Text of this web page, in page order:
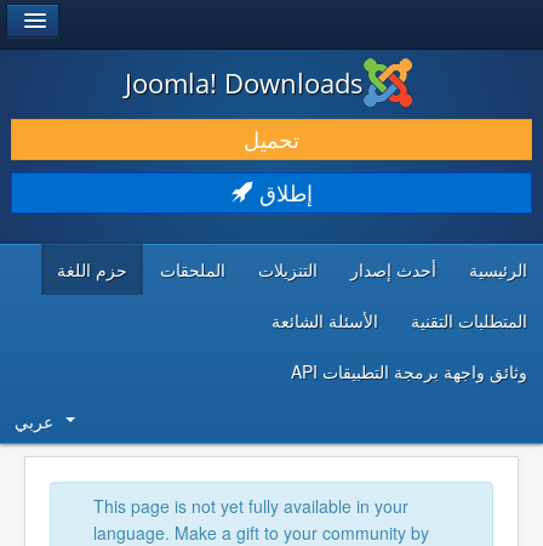
حمل & ومدد
اكتشف & تعلم
Joomla! Downloads
تحميل
إطلاق
الرئيسية أحدث إصدار التنزيلات الملحقات حزم اللغة
المتطلبات التقنية الأسئلة الشائعة
وثائق واجهة برمجة التطبيقات API
عربي
This page is not yet fully available in your
language. Make a gift to your community by